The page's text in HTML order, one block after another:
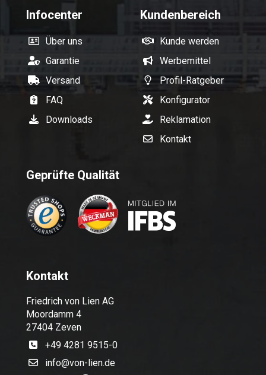
Infocenter
Über uns
Garantie
Versand
FAQ
Downloads
Kundenbereich
Kunde werden
Werbemittel
Profil-Ratgeber
Konfigurator
Reklamation
Kontakt
Geprüfte Qualität
Kontakt
Friedrich von Lien AG
Moordamm 4
27404 Zeven
+49 4281 9515-0
info@von-lien.de